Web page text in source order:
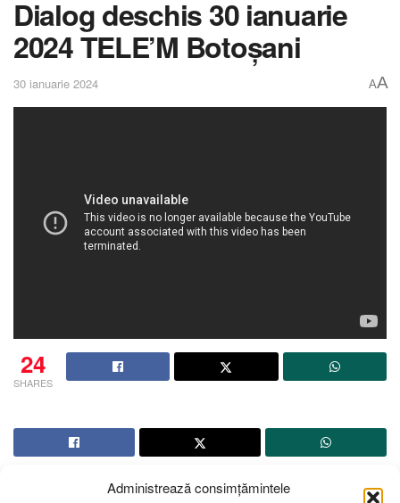
Administrează consimțămintele
Dialog deschis 30 ianuarie
2024 TELE’M Botoșani
30 ianuarie 2024 AA
24
SHARES